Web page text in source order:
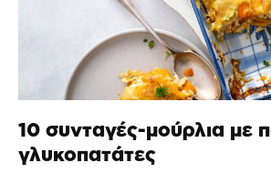
10 συνταγές-μούρλια με
γλυκοπατάτες